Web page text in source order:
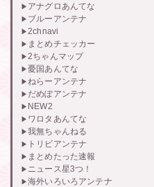
アナグロあんてな
ブルーアンテナ
2chnavi
まとめチェッカー
2ちゃんマップ
憂国あんてな
ねらーアンテナ
だめぽアンテナ
NEW2
ワロタあんてな
我無ちゃんねる
トリビアンテナ
まとめたった速報
ニュース星3つ！
海外いろいろアンテナ